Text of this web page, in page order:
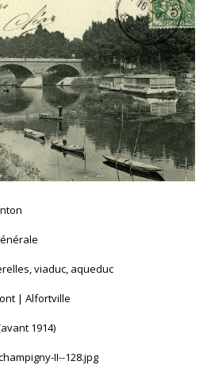
viaduc, aqueduc
| Alfortville
1914)
II--128.jpg